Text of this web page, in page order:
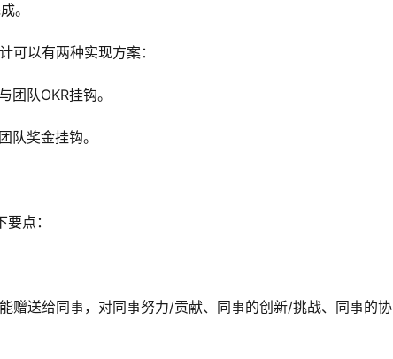
。
可以有两种实现方案：
队OKR挂钩。
奖金挂钩。
点：
赠送给同事，对同事努力/贡献、同事的创新/挑战、同事的协